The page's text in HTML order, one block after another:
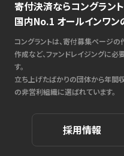
寄付決済ならコングラント
国内No.1 オールインワン
コングラントは、寄付募集ページの
作成など、ファンドレイジングに
す。
立ち上げたばかりの団体から年間
の非営利組織に選ばれています。
採用情報